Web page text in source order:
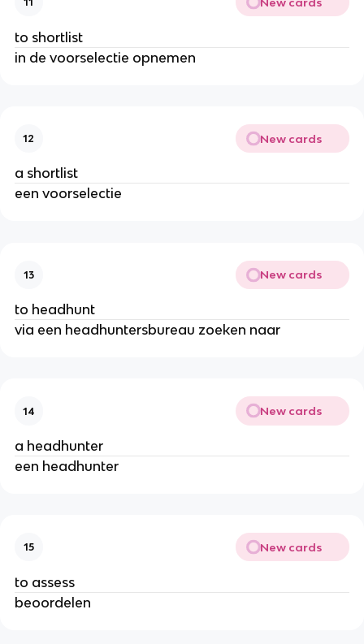
to shortlist
in de voorselectie opnemen
12 New cards
a shortlist
een voorselectie
13 New cards
to headhunt
via een headhuntersbureau zoeken naar
14 New cards
a headhunter
een headhunter
15 New cards
to assess
beoordelen